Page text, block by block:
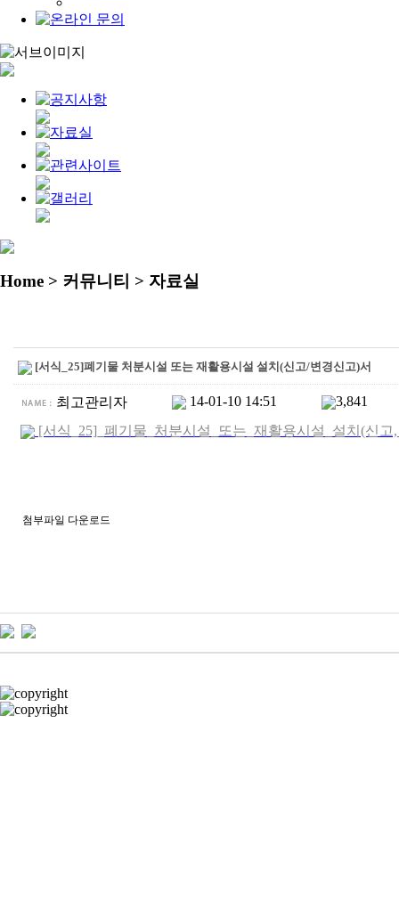
Home > 커뮤니티 > 자료실
[서식_25]폐기물 처분시설 또는 재활용시설 설치(신고/변경신고)서
최고관리자 14-01-10 14:51
3,841
[서식_25]_폐기물_처분시설_또는_재활용시설_설치(신고
첨부파일 다운로드